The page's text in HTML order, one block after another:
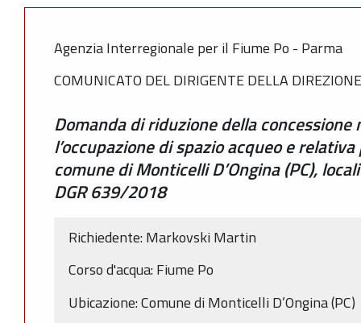
Agenzia Interregionale per il Fiume Po - Parma
COMUNICATO DEL DIRIGENTE DELLA
Domanda di riduzione della
l’occupazione di spazio acqueo e
comune di Monticelli D’Ongina (PC),
DGR 639/2018
Richiedente: Markovski Martin
Corso d'acqua: Fiume Po
Ubicazione: Comune di Monticelli D’Ongina (PC)